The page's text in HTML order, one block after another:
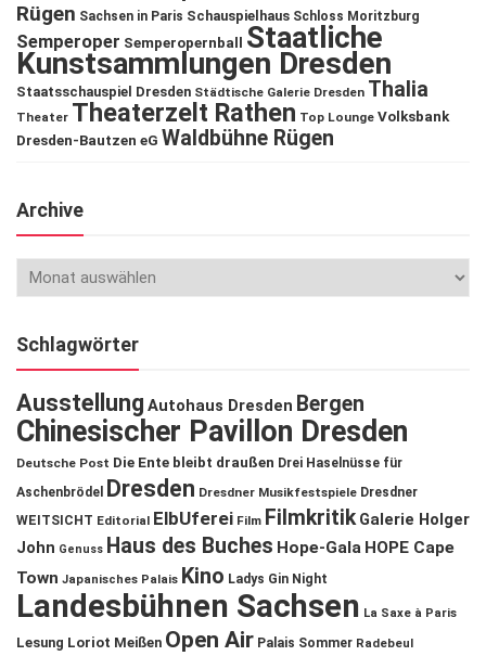
Rügen Sachsen in Paris Schauspielhaus Schloss Moritzburg
Semperoper Semperopernball Staatliche
Kunstsammlungen Dresden
Staatsschauspiel Dresden Städtische Galerie Dresden Thalia
Theater Theaterzelt Rathen Top Lounge Volksbank
Dresden-Bautzen eG Waldbühne Rügen
Archive
Schlagwörter
Ausstellung Autohaus Dresden Bergen
Chinesischer Pavillon Dresden
Deutsche Post Die Ente bleibt draußen Drei Haselnüsse für
Aschenbrödel
Dresden Dresdner Musikfestspiele Dresdner
WEITSICHT Editorial ElbUferei Film Filmkritik Galerie Holger
John Genuss Haus des Buches Hope-Gala HOPE Cape
Town Japanisches Palais Kino Ladys Gin Night
Landesbühnen Sachsen La Saxe à Paris
Lesung Loriot Meißen Open Air Palais Sommer Radebeul